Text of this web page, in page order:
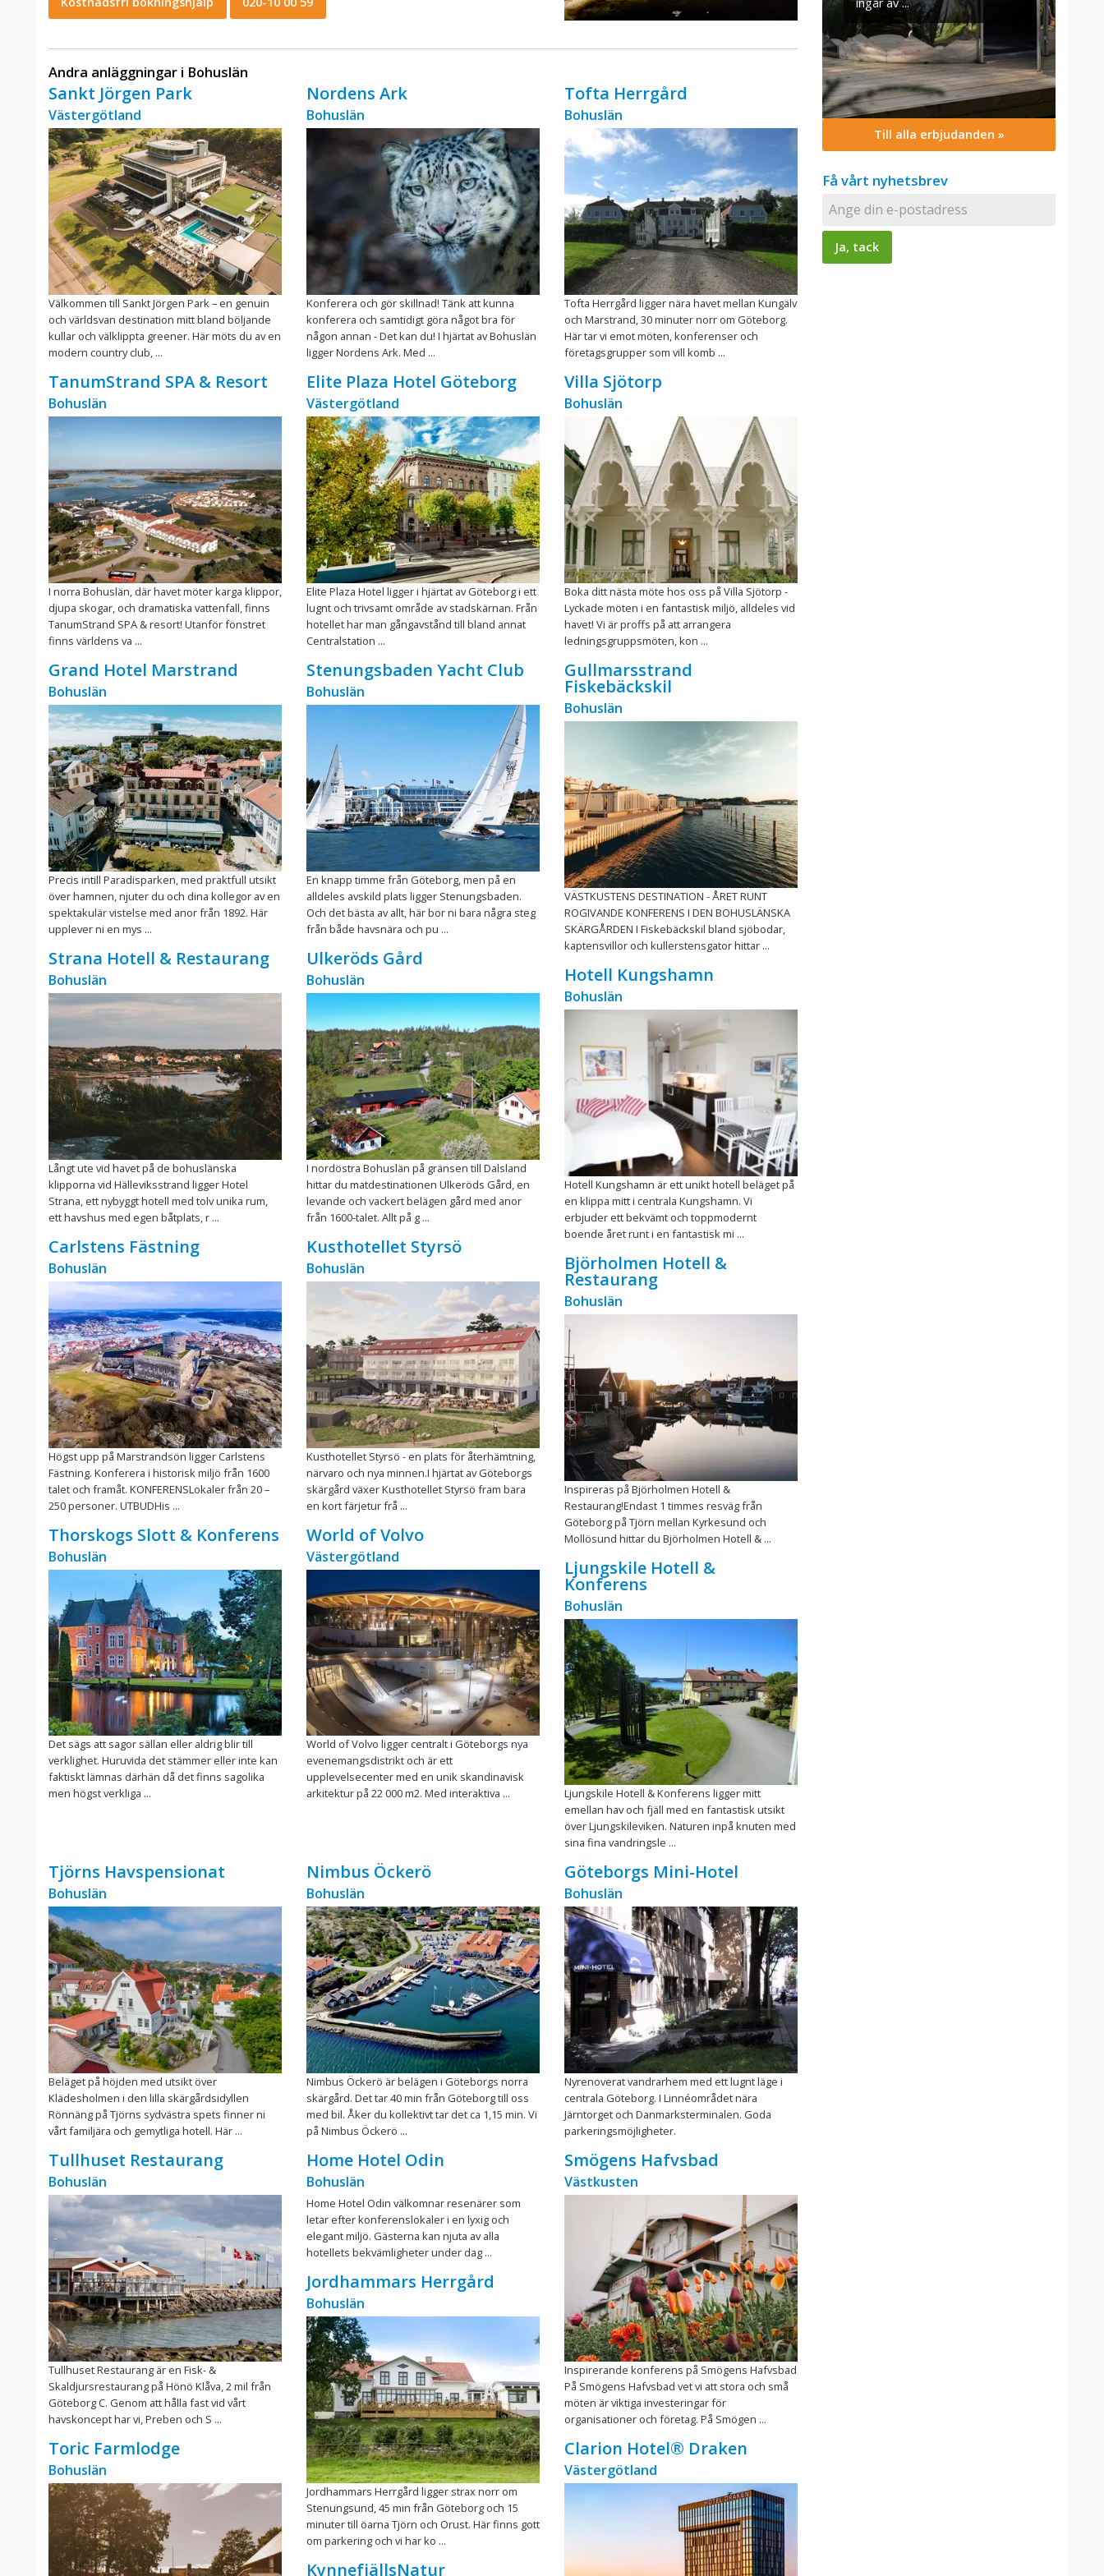
Andra anläggningar i Bohuslän
Sankt Jörgen Park
Västergötland
Välkommen till Sankt Jörgen Park – en genuin
och världsvan destination mitt bland böljande
kullar och välklippta greener. Här möts du av en
modern country club, ...
TanumStrand SPA & Resort
Bohuslän
I norra Bohuslän, där havet möter karga klippor,
djupa skogar, och dramatiska vattenfall, finns
TanumStrand SPA & resort! Utanför fönstret
finns världens va ...
Grand Hotel Marstrand
Bohuslän
Precis intill Paradisparken, med praktfull utsikt
över hamnen, njuter du och dina kollegor av en
spektakulär vistelse med anor från 1892. Här
upplever ni en mys ...
Strana Hotell & Restaurang
Bohuslän
Långt ute vid havet på de bohuslänska
klipporna vid Hälleviksstrand ligger Hotel
Strana, ett nybyggt hotell med tolv unika rum,
ett havshus med egen båtplats, r ...
Carlstens Fästning
Bohuslän
Högst upp på Marstrandsön ligger Carlstens
Fästning. Konferera i historisk miljö från 1600
talet och framåt. KONFERENSLokaler från 20 –
250 personer. UTBUDHis ...
Thorskogs Slott & Konferens
Bohuslän
Det sägs att sagor sällan eller aldrig blir till
verklighet. Huruvida det stämmer eller inte kan
faktiskt lämnas därhän då det finns sagolika
men högst verkliga ...
Nordens Ark
Bohuslän
Konferera och gör skillnad! Tänk att kunna
konferera och samtidigt göra något bra för
någon annan - Det kan du! I hjärtat av Bohuslän
ligger Nordens Ark. Med ...
Elite Plaza Hotel Göteborg
Västergötland
Elite Plaza Hotel ligger i hjärtat av Göteborg i ett
lugnt och trivsamt område av stadskärnan. Från
hotellet har man gångavstånd till bland annat
Centralstation ...
Stenungsbaden Yacht Club
Bohuslän
En knapp timme från Göteborg, men på en
alldeles avskild plats ligger Stenungsbaden.
Och det bästa av allt, här bor ni bara några steg
från både havsnära och pu ...
Ulkeröds Gård
Bohuslän
I nordöstra Bohuslän på gränsen till Dalsland
hittar du matdestinationen Ulkeröds Gård, en
levande och vackert belägen gård med anor
från 1600-talet. Allt på g ...
Kusthotellet Styrsö
Bohuslän
Kusthotellet Styrsö - en plats för återhämtning,
närvaro och nya minnen.I hjärtat av Göteborgs
skärgård växer Kusthotellet Styrsö fram bara
en kort färjetur frå ...
World of Volvo
Västergötland
World of Volvo ligger centralt i Göteborgs nya
evenemangsdistrikt och är ett
upplevelsecenter med en unik skandinavisk
arkitektur på 22 000 m2. Med interaktiva ...
Tofta Herrgård
Bohuslän
Tofta Herrgård ligger nära havet mellan Kungälv
och Marstrand, 30 minuter norr om Göteborg.
Här tar vi emot möten, konferenser och
företagsgrupper som vill komb ...
Villa Sjötorp
Bohuslän
Boka ditt nästa möte hos oss på Villa Sjötorp -
Lyckade möten i en fantastisk miljö, alldeles vid
havet! Vi är proffs på att arrangera
ledningsgruppsmöten, kon ...
Gullmarsstrand
Fiskebäckskil
Bohuslän
VÄSTKUSTENS DESTINATION - ÅRET RUNT
ROGIVANDE KONFERENS I DEN BOHUSLÄNSKA
SKÄRGÅRDEN I Fiskebäckskil bland sjöbodar,
kaptensvillor och kullerstensgator hittar ...
Hotell Kungshamn
Bohuslän
Hotell Kungshamn är ett unikt hotell beläget på
en klippa mitt i centrala Kungshamn. Vi
erbjuder ett bekvämt och toppmodernt
boende året runt i en fantastisk mi ...
Björholmen Hotell &
Restaurang
Bohuslän
Inspireras på Björholmen Hotell &
Restaurang!Endast 1 timmes resväg från
Göteborg på Tjörn mellan Kyrkesund och
Mollösund hittar du Björholmen Hotell & ...
Ljungskile Hotell &
Konferens
Bohuslän
Ljungskile Hotell & Konferens ligger mitt
emellan hav och fjäll med en fantastisk utsikt
över Ljungskileviken. Naturen inpå knuten med
sina fina vandringsle ...
Tjörns Havspensionat
Bohuslän
Beläget på höjden med utsikt över
Klädesholmen i den lilla skärgårdsidyllen
Rönnäng på Tjörns sydvästra spets finner ni
vårt familjära och gemytliga hotell. Här ...
Tullhuset Restaurang
Bohuslän
Tullhuset Restaurang är en Fisk- &
Skaldjursrestaurang på Hönö Klåva, 2 mil från
Göteborg C. Genom att hålla fast vid vårt
havskoncept har vi, Preben och S ...
Toric Farmlodge
Bohuslän
Nimbus Öckerö
Bohuslän
Nimbus Öckerö är belägen i Göteborgs norra
skärgård. Det tar 40 min från Göteborg till oss
med bil. Åker du kollektivt tar det ca 1,15 min. Vi
på Nimbus Öckerö ...
Home Hotel Odin
Bohuslän
Home Hotel Odin välkomnar resenärer som
letar efter konferenslokaler i en lyxig och
elegant miljö. Gästerna kan njuta av alla
hotellets bekvämligheter under dag ...
Jordhammars Herrgård
Bohuslän
Jordhammars Herrgård ligger strax norr om
Stenungsund, 45 min från Göteborg och 15
minuter till öarna Tjörn och Orust. Här finns gott
om parkering och vi har ko ...
KynnefjällsNatur
Göteborgs Mini-Hotel
Bohuslän
Nyrenoverat vandrarhem med ett lugnt läge i
centrala Göteborg. I Linnéområdet nära
Järntorget och Danmarksterminalen. Goda
parkeringsmöjligheter.
Smögens Hafvsbad
Västkusten
Inspirerande konferens på Smögens Hafvsbad
På Smögens Hafvsbad vet vi att stora och små
möten är viktiga investeringar för
organisationer och företag. På Smögen ...
Clarion Hotel® Draken
Västergötland
Till alla erbjudanden »
Få vårt nyhetsbrev